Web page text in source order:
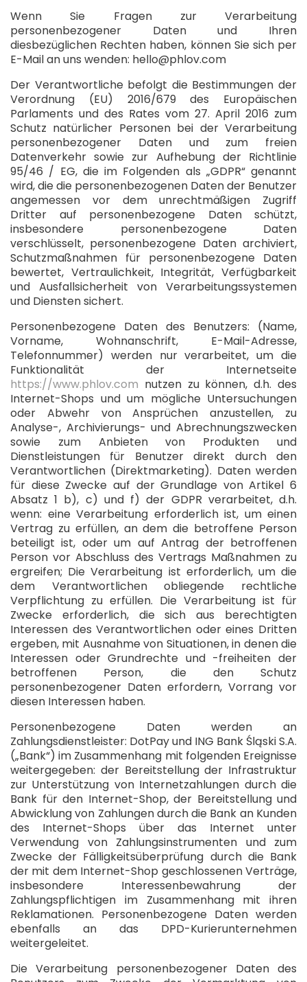
Wenn Sie Fragen zur Verarbeitung
personenbezogener Daten und Ihren
diesbezüglichen Rechten haben, können Sie sich per
E-Mail an uns wenden: hello@phlov.com
Der Verantwortliche befolgt die Bestimmungen der
Verordnung (EU) 2016/679 des Europäischen
Parlaments und des Rates vom 27. April 2016 zum
Schutz natürlicher Personen bei der Verarbeitung
personenbezogener Daten und zum freien
Datenverkehr sowie zur Aufhebung der Richtlinie
95/46 / EG, die im Folgenden als „GDPR“ genannt
wird, die die personenbezogenen Daten der Benutzer
angemessen vor dem unrechtmäßigen Zugriff
Dritter auf personenbezogene Daten schützt,
insbesondere personenbezogene Daten
verschlüsselt, personenbezogene Daten archiviert,
Schutzmaßnahmen für personenbezogene Daten
bewertet, Vertraulichkeit, Integrität, Verfügbarkeit
und Ausfallsicherheit von Verarbeitungssystemen
und Diensten sichert.
Personenbezogene Daten des Benutzers: (Name,
Vorname, Wohnanschrift, E-Mail-Adresse,
Telefonnummer) werden nur verarbeitet, um die
Funktionalität der Internetseite
https://www.phlov.com nutzen zu können, d.h. des
Internet-Shops und um mögliche Untersuchungen
oder Abwehr von Ansprüchen anzustellen, zu
Analyse-, Archivierungs- und Abrechnungszwecken
sowie zum Anbieten von Produkten und
Dienstleistungen für Benutzer direkt durch den
Verantwortlichen (Direktmarketing). Daten werden
für diese Zwecke auf der Grundlage von Artikel 6
Absatz 1 b), c) und f) der GDPR verarbeitet, d.h.
wenn: eine Verarbeitung erforderlich ist, um einen
Vertrag zu erfüllen, an dem die betroffene Person
beteiligt ist, oder um auf Antrag der betroffenen
Person vor Abschluss des Vertrags Maßnahmen zu
ergreifen; Die Verarbeitung ist erforderlich, um die
dem Verantwortlichen obliegende rechtliche
Verpflichtung zu erfüllen. Die Verarbeitung ist für
Zwecke erforderlich, die sich aus berechtigten
Interessen des Verantwortlichen oder eines Dritten
ergeben, mit Ausnahme von Situationen, in denen die
Interessen oder Grundrechte und -freiheiten der
betroffenen Person, die den Schutz
personenbezogener Daten erfordern, Vorrang vor
diesen Interessen haben.
Personenbezogene Daten werden an
Zahlungsdienstleister: DotPay und ING Bank Śląski S.A.
(„Bank“) im Zusammenhang mit folgenden Ereignisse
weitergegeben: der Bereitstellung der Infrastruktur
zur Unterstützung von Internetzahlungen durch die
Bank für den Internet-Shop, der Bereitstellung und
Abwicklung von Zahlungen durch die Bank an Kunden
des Internet-Shops über das Internet unter
Verwendung von Zahlungsinstrumenten und zum
Zwecke der Fälligkeitsüberprüfung durch die Bank
der mit dem Internet-Shop geschlossenen Verträge,
insbesondere Interessenbewahrung der
Zahlungspflichtigen im Zusammenhang mit ihren
Reklamationen. Personenbezogene Daten werden
ebenfalls an das DPD-Kurierunternehmen
weitergeleitet.
Die Verarbeitung personenbezogener Daten des